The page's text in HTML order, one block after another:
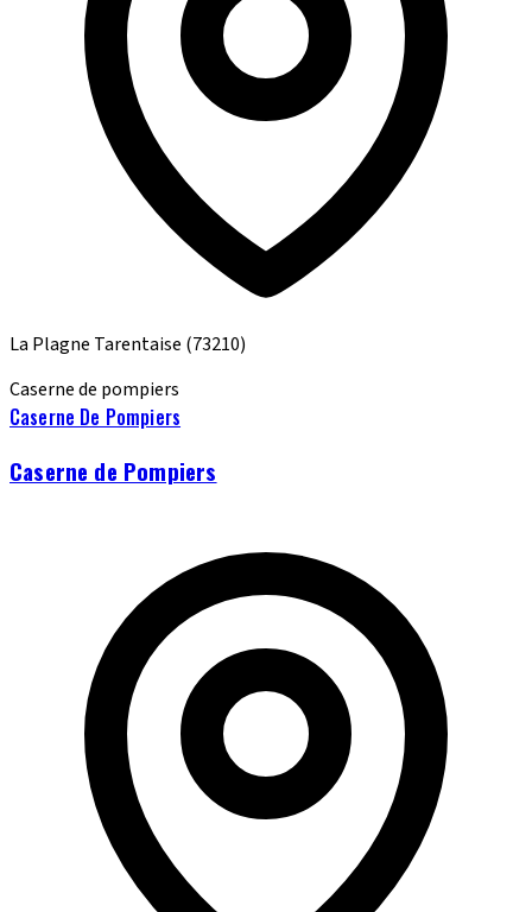
La Plagne Tarentaise (73210)
Caserne de pompiers
Caserne De Pompiers
Caserne de Pompiers